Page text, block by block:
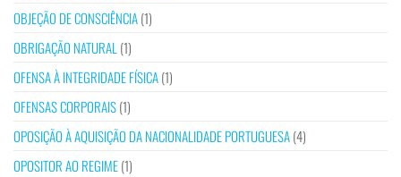
OBJEÇÃO DE CONSCIÊNCIA(1)
OBRIGAÇÃO NATURAL (1)
OFENSA À INTEGRIDADE FÍSICA(1)
OFENSAS CORPORAIS(1)
OPOSIÇÃO À AQUISIÇÃO DA NACIONALIDADE PORTUGUESA(4)
OPOSITOR AO REGIME(1)